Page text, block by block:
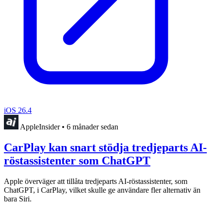
iOS 26.4
AppleInsider • 6 månader sedan
CarPlay kan snart stödja tredjeparts AI-
röstassistenter som ChatGPT
Apple överväger att tillåta tredjeparts AI-röstassistenter, som
ChatGPT, i CarPlay, vilket skulle ge användare fler alternativ än
bara Siri.